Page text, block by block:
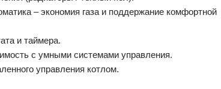
– экономия газа и поддержание комфортной
и таймера.
с умными системами управления.
управления котлом.